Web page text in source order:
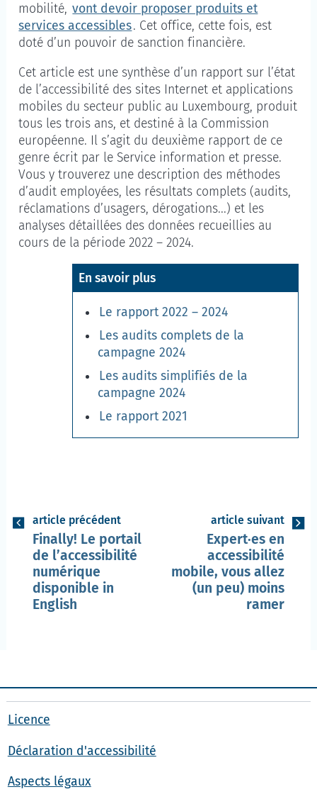
mobilité, vont devoir proposer produits et
services accessibles. Cet office, cette fois, est
doté d’un pouvoir de sanction financière.
Cet article est une synthèse d’un rapport sur l’état
de l’accessibilité des sites Internet et applications
mobiles du secteur public au Luxembourg, produit
tous les trois ans, et destiné à la Commission
européenne. Il s’agit du deuxième rapport de ce
genre écrit par le Service information et presse.
Vous y trouverez une description des méthodes
d’audit employées, les résultats complets (audits,
réclamations d’usagers, dérogations...) et les
analyses détaillées des données recueillies au
cours de la période 2022 – 2024.
En savoir plus
Le rapport 2022 – 2024
Les audits complets de la
campagne 2024
Les audits simplifiés de la
campagne 2024
Le rapport 2021
article précédent
Finally! Le portail
de l’accessibilité
numérique
disponible in
English
article suivant
Expert·es en
accessibilité
mobile, vous allez
(un peu) moins
ramer
Licence
Déclaration d'accessibilité
Aspects légaux